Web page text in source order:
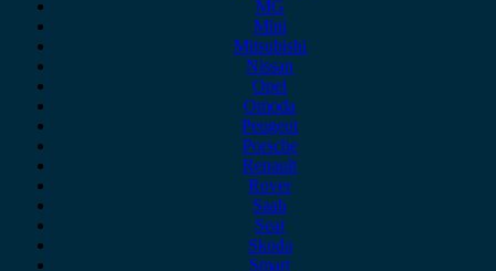
MG
Mini
Mitsubishi
Nissan
Opel
Omoda
Peugeot
Porsche
Renault
Rover
Saab
Seat
Skoda
Smart